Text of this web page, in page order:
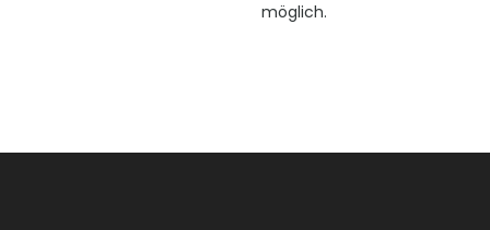
möglich.